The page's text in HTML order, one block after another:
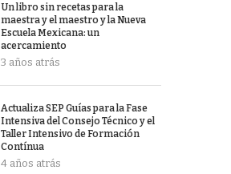
Un libro sin recetas para la
maestra y el maestro y la Nueva
Escuela Mexicana: un
acercamiento
3 años atrás
Actualiza SEP Guías para la Fase
Intensiva del Consejo Técnico y el
Taller Intensivo de Formación
Contínua
4 años atrás